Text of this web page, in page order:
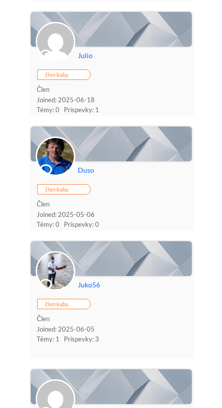
Julio
člen kubu
Člen
Joined: 2025-06-18
Témy: 0
Príspevky: 1
Duso
člen kubu
Člen
Joined: 2025-05-06
Témy: 0
Príspevky: 0
Juko56
člen kubu
Člen
Joined: 2025-06-05
Témy: 1
Príspevky: 3